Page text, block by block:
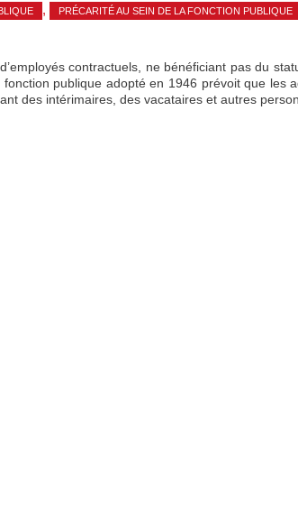
, PRÉCARITÉ AU SEIN DE LA FONCTION PUBLIQUE
contractuels, ne bénéficiant pas du
publique adopté en 1946 prévoit que les
des intérimaires, des vacataires et autres